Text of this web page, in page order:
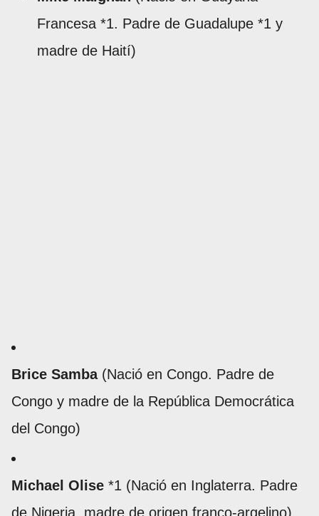
Francesa *1. Padre de Guadalupe *1 y
madre de Haití)
Brice Samba(Nació en Congo. Padre de
Congo y madre de la República Democrática
del Congo)
Michael Olise *1 (Nació en Inglaterra. Padre
de Nigeria, madre de origen franco-argelino)